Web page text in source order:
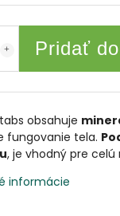
Pridať
obsahuje
fungovanie tela.
, je vhodný pre
informácie